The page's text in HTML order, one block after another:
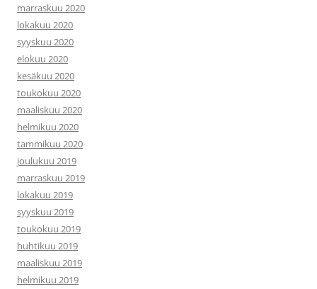
marraskuu 2020
lokakuu 2020
syyskuu 2020
elokuu 2020
kesäkuu 2020
toukokuu 2020
maaliskuu 2020
helmikuu 2020
tammikuu 2020
joulukuu 2019
marraskuu 2019
lokakuu 2019
syyskuu 2019
toukokuu 2019
huhtikuu 2019
maaliskuu 2019
helmikuu 2019